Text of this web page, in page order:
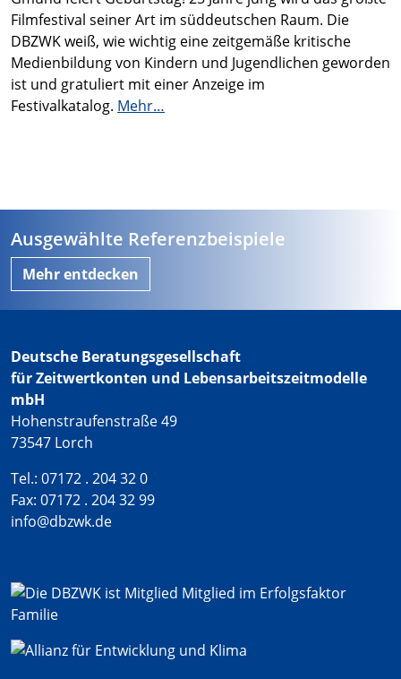
Filmfestival seiner Art im süddeutschen Raum. Die
DBZWK weiß, wie wichtig eine zeitgemäße kritische
Medienbildung von Kindern und Jugendlichen geworden
ist und gratuliert mit einer Anzeige im
Festivalkatalog. Mehr…
Ausgewählte Referenzbeispiele
Mehr entdecken
Deutsche Beratungsgesellschaft
für Zeitwertkonten und Lebensarbeitszeitmodelle
mbH
Hohenstraufenstraße 49
73547 Lorch
Tel.: 07172 . 204 32 0
Fax: 07172 . 204 32 99
info@dbzwk.de